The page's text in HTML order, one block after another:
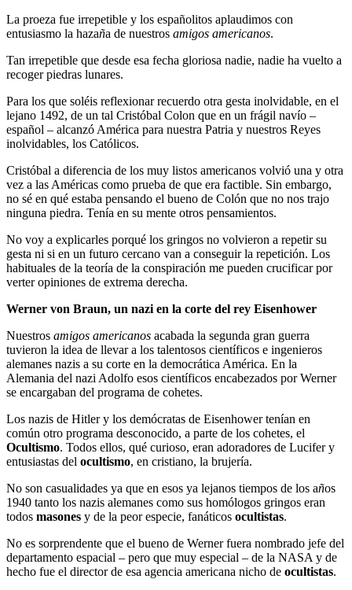
La proeza fue irrepetible y los españolitos aplaudimos con
entusiasmo la hazaña de nuestros amigos americanos.
Tan irrepetible que desde esa fecha gloriosa nadie, nadie ha vuelto a
recoger piedras lunares.
Para los que soléis reflexionar recuerdo otra gesta inolvidable, en el
lejano 1492, de un tal Cristóbal Colon que en un frágil navío –
español – alcanzó América para nuestra Patria y nuestros Reyes
inolvidables, los Católicos.
Cristóbal a diferencia de los muy listos americanos volvió una y otra
vez a las Américas como prueba de que era factible. Sin embargo,
no sé en qué estaba pensando el bueno de Colón que no nos trajo
ninguna piedra. Tenía en su mente otros pensamientos.
No voy a explicarles porqué los gringos no volvieron a repetir su
gesta ni si en un futuro cercano van a conseguir la repetición. Los
habituales de la teoría de la conspiración me pueden crucificar por
verter opiniones de extrema derecha.
Werner von Braun, un nazi en la corte del rey Eisenhower
Nuestros amigos americanos acabada la segunda gran guerra
tuvieron la idea de llevar a los talentosos científicos e ingenieros
alemanes nazis a su corte en la democrática América. En la
Alemania del nazi Adolfo esos científicos encabezados por Werner
se encargaban del programa de cohetes.
Los nazis de Hitler y los demócratas de Eisenhower tenían en
común otro programa desconocido, a parte de los cohetes, el
Ocultismo. Todos ellos, qué curioso, eran adoradores de Lucifer y
entusiastas del ocultismo, en cristiano, la brujería.
No son casualidades ya que en esos ya lejanos tiempos de los años
1940 tanto los nazis alemanes como sus homólogos gringos eran
todos masones y de la peor especie, fanáticos ocultistas.
No es sorprendente que el bueno de Werner fuera nombrado jefe del
departamento espacial – pero que muy especial – de la NASA y de
hecho fue el director de esa agencia americana nicho de ocultistas.